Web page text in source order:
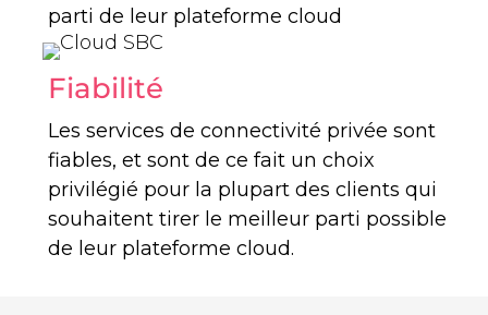
parti de leur plateforme cloud
Fiabilité
Les services de connectivité privée sont
fiables, et sont de ce fait un choix
privilégié pour la plupart des clients qui
souhaitent tirer le meilleur parti possible
de leur plateforme cloud.